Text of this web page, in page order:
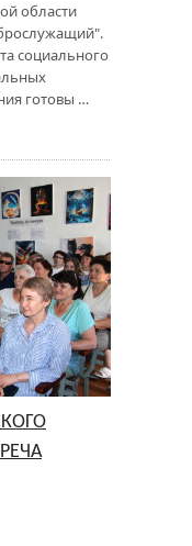
области
социального
готовы …